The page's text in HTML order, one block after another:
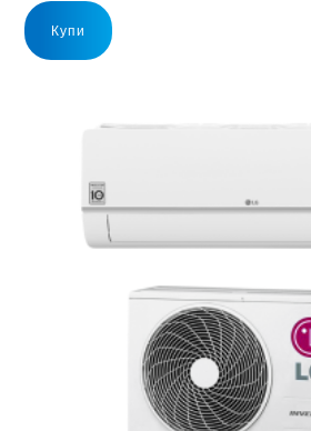
Купи